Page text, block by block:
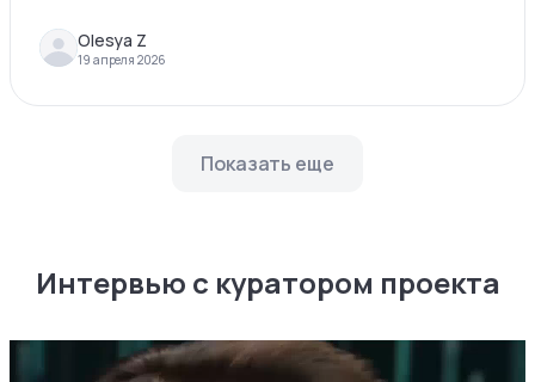
Olesya Z
19 апреля 2026
Показать еще
Интервью с куратором проекта